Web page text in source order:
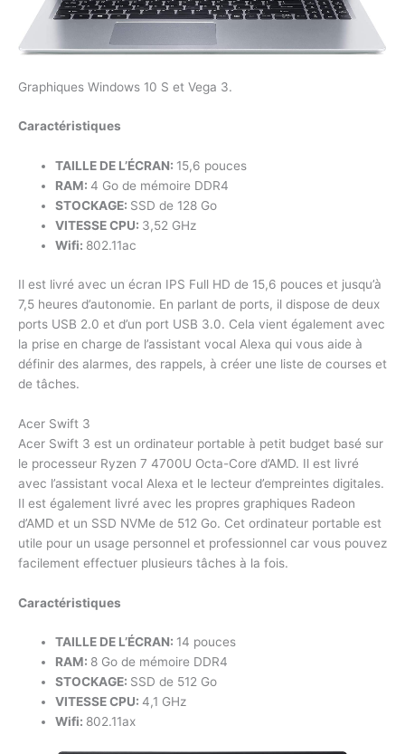
Graphiques Windows 10 S et Vega 3.
Caractéristiques
TAILLE DE L’ÉCRAN: 15,6 pouces
RAM:4 Go de mémoire DDR4
STOCKAGE: SSD de 128 Go
VITESSE CPU: 3,52 GHz
Wifi: 802.11ac
Il est livré avec un écran IPS Full HD de 15,6 pouces et jusqu’à
7,5 heures d’autonomie. En parlant de ports, il dispose de deux
ports USB 2.0 et d’un port USB 3.0. Cela vient également avec
la prise en charge de l’assistant vocal Alexa qui vous aide à
définir des alarmes, des rappels, à créer une liste de courses et
de tâches.
Acer Swift 3
Acer Swift 3 est un ordinateur portable à petit budget basé sur
le processeur Ryzen 7 4700U Octa-Core d’AMD. Il est livré
avec l’assistant vocal Alexa et le lecteur d’empreintes digitales.
Il est également livré avec les propres graphiques Radeon
d’AMD et un SSD NVMe de 512 Go. Cet ordinateur portable est
utile pour un usage personnel et professionnel car vous pouvez
facilement effectuer plusieurs tâches à la fois.
Caractéristiques
TAILLE DE L’ÉCRAN: 14 pouces
RAM: 8 Go de mémoire DDR4
STOCKAGE: SSD de 512 Go
VITESSE CPU:4,1 GHz
Wifi: 802.11ax